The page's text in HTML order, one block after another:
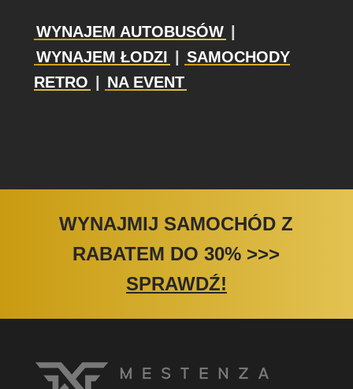
WYNAJEM AUTOBUSÓW |
WYNAJEM ŁODZI | SAMOCHODY
RETRO | NA EVENT
WYNAJMIJ SAMOCHÓD Z
RABATEM DO 30% >>>
SPRAWDŹ!